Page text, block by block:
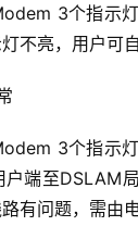
3个指示
不亮，用户可
3个指示
端至DSLAM
有问题，需由